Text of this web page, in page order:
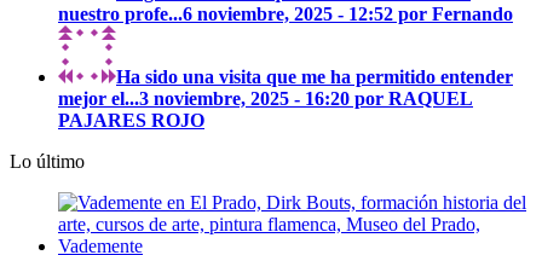
nuestro profe...6 noviembre, 2025 - 12:52 por Fernando
Ha sido una visita que me ha permitido entender
mejor el...3 noviembre, 2025 - 16:20 por RAQUEL
PAJARES ROJO
Lo último